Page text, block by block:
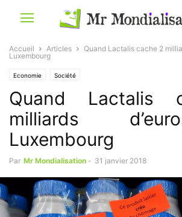
Accueil Articles
Quand Lactalis cache 2
Luxembourg
Economie Société
Quand Lactalis
milliards
Luxembourg
Par Mr Mondialisation - 31 janvier 2018